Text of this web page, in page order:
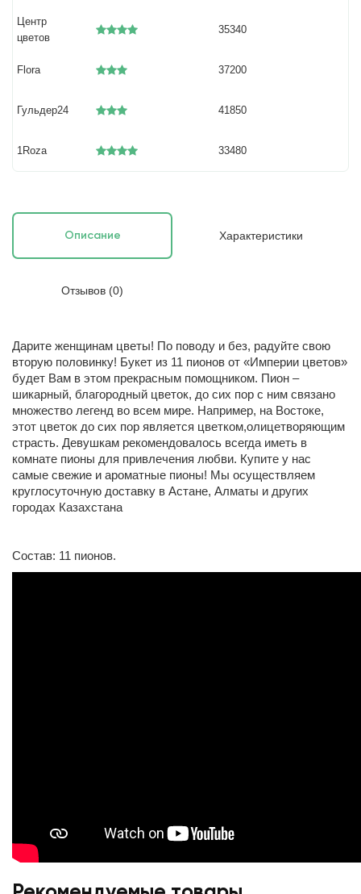
Центр
цветов
35340
Flora 37200
Гульдер24 41850
1Roza 33480
Описание Характеристики
Отзывов (0)
Дарите женщинам цветы! По поводу и без, радуйте свою
вторую половинку! Букет из 11 пионов от «Империи цветов»
будет Вам в этом прекрасным помощником. Пион –
шикарный, благородный цветок, до сих пор с ним связано
множество легенд во всем мире. Например, на Востоке,
этот цветок до сих пор является цветком,олицетворяющим
cтрасть. Девушкам рекомендовалось всегда иметь в
комнате пионы для привлечения любви. Купите у нас
самые свежие и ароматные пионы! Мы осуществляем
круглосуточную доставку в Астане, Алматы и других
городах Казахстана
Состав: 11 пионов.